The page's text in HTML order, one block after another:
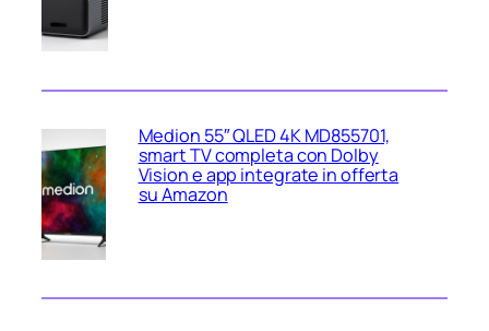
Medion 55″ QLED 4K MD855701,
smart TV completa con Dolby
Vision e app integrate in offerta
su Amazon